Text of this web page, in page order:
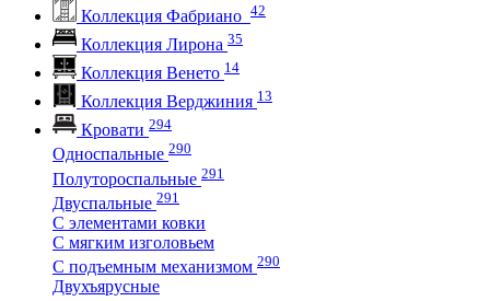
Коллекция Фабриано 42
Коллекция Лирона 35
Коллекция Венето 14
Коллекция Верджиния 13
Кровати 294
Односпальные 290
Полутороспальные 291
Двуспальные 291
С элементами ковки
С мягким изголовьем
С подъемным механизмом 290
Двухъярусные